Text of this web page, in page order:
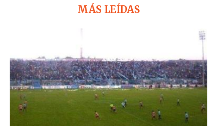
MÁS LEÍDAS